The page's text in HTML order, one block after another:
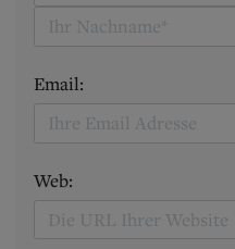
Email:
Web: